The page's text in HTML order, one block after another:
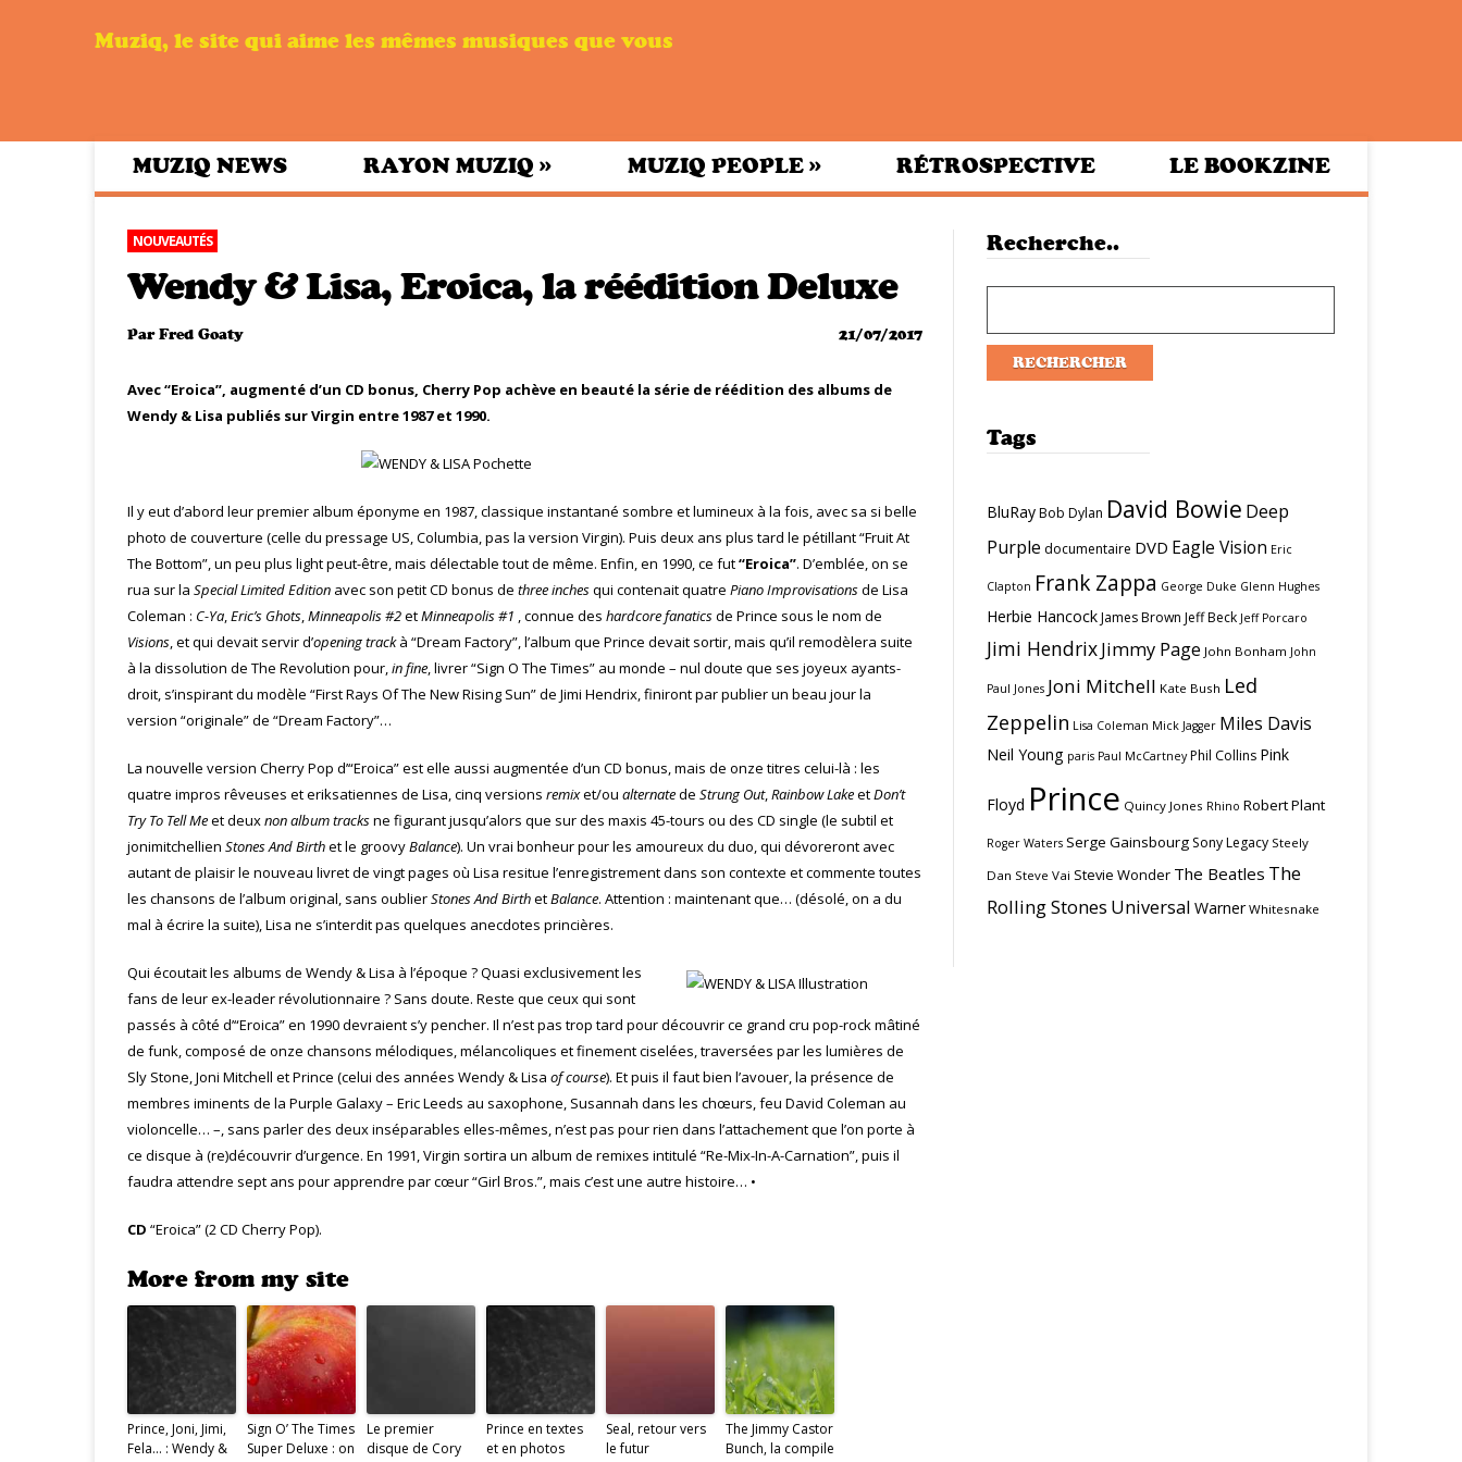
Muziq, le site qui aime les mêmes musiques que vous
MUZIQ NEWS RAYON MUZIQ » MUZIQ PEOPLE » RÉTROSPECTIVE LE BOOKZINE
NOUVEAUTÉS
Wendy & Lisa, Eroica, la réédition Deluxe
ParFred Goaty 21/07/2017
Avec “Eroica”, augmenté d’un CD bonus, Cherry Pop achève en beauté la série de réédition des albums de
Wendy & Lisa publiés sur Virgin entre 1987 et 1990.
Il y eut d’abord leur premier album éponyme en 1987, classique instantané sombre et lumineux à la fois, avec sa si belle
photo de couverture (celle du pressage US, Columbia, pas la version Virgin). Puis deux ans plus tard le pétillant “Fruit At
The Bottom”, un peu plus light peut-être, mais délectable tout de même. Enfin, en 1990, ce fut“Eroica”. D’emblée, on se
rua sur la Special Limited Edition avec son petit CD bonus de three inchesqui contenait quatre Piano Improvisationsde Lisa
Coleman : C-Ya,Eric’s Ghots,Minneapolis #2etMinneapolis #1 , connue des hardcore fanaticsde Prince sous le nom de
Visions, et qui devait servir d’opening trackà “Dream Factory”, l’album que Prince devait sortir, mais qu’il remodèlera suite
à la dissolution de The Revolution pour,in fine, livrer “Sign O The Times” au monde – nul doute que ses joyeux ayants-
droit, s’inspirant du modèle “First Rays Of The New Rising Sun” de Jimi Hendrix, finiront par publier un beau jour la
version “originale” de “Dream Factory”…
La nouvelle version Cherry Pop d’“Eroica” est elle aussi augmentée d’un CD bonus, mais de onze titres celui-là : les
quatre impros rêveuses et eriksatiennes de Lisa, cinq versions remixet/ou alternatede Strung Out,Rainbow LakeetDon’t
Try To Tell Meet deuxnon album tracksne figurant jusqu’alors que sur des maxis 45-tours ou des CD single (le subtil et
jonimitchellien Stones And Birthet le groovyBalance). Un vrai bonheur pour les amoureux du duo, qui dévoreront avec
autant de plaisir le nouveau livret de vingt pages où Lisa resitue l’enregistrement dans son contexte et commente toutes
les chansons de l’album original, sans oublierStones And BirthetBalance. Attention : maintenant que… (désolé, on a du
mal à écrire la suite), Lisa ne s’interdit pas quelques anecdotes princières.
Qui écoutait les albums de Wendy & Lisa à l’époque ? Quasi exclusivement les
fans de leur ex-leader révolutionnaire ? Sans doute. Reste que ceux qui sont
passés à côté d’“Eroica” en 1990 devraient s’y pencher. Il n’est pas trop tard pour découvrir ce grand cru pop-rock mâtiné
de funk, composé de onze chansons mélodiques, mélancoliques et finement ciselées, traversées par les lumières de
Sly Stone, Joni Mitchell et Prince (celui des années Wendy & Lisa of course). Et puis il faut bien l’avouer, la présence de
membres iminents de la Purple Galaxy – Eric Leeds au saxophone, Susannah dans les chœurs, feu David Coleman au
violoncelle… –, sans parler des deux inséparables elles-mêmes, n’est pas pour rien dans l’attachement que l’on porte à
ce disque à (re)découvrir d’urgence. En 1991, Virgin sortira un album de remixes intitulé “Re-Mix-In-A-Carnation”, puis il
faudra attendre sept ans pour apprendre par cœur “Girl Bros.”, mais c’est une autre histoire… •
CD “Eroica” (2 CD Cherry Pop).
More from my site
Prince, Joni, Jimi,
Fela… : Wendy &
Sign O’ The Times
Super Deluxe : on
Le premier
disque de Cory
Prince en textes
et en photos
Seal, retour vers
le futur
The Jimmy Castor
Bunch, la compile
Recherche..
Tags
BluRay Bob Dylan David Bowie Deep
Purple documentaire DVD Eagle Vision Eric
Clapton Frank Zappa George Duke Glenn Hughes
Herbie Hancock James Brown Jeff Beck Jeff Porcaro
Jimi HendrixJimmy Page John Bonham John
Paul Jones Joni Mitchell Kate Bush Led
Zeppelin Lisa Coleman Mick Jagger Miles Davis
Neil Young paris Paul McCartney Phil Collins Pink
Floyd Prince Quincy Jones Rhino Robert Plant
Roger Waters Serge Gainsbourg Sony Legacy Steely
Dan Steve Vai Stevie Wonder The Beatles The
Rolling Stones Universal Warner Whitesnake